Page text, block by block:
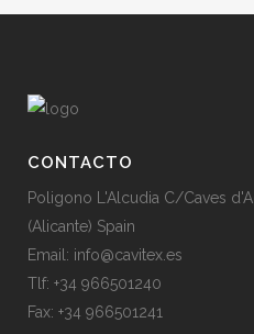
CONTACTO
Poligono L'Alcudia C/Caves
(Alicante) Spain
Email: info@cavitex.es
Tlf: +34 966501240
Fax: +34 966501241